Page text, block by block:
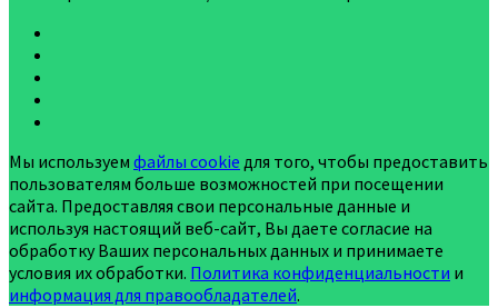
Мы используем файлы cookie для того, чтобы предоставить
пользователям больше возможностей при посещении
сайта. Предоставляя свои персональные данные и
используя настоящий веб-сайт, Вы даете согласие на
обработку Ваших персональных данных и принимаете
условия их обработки. Политика конфиденциальности и
информация для правообладателей.